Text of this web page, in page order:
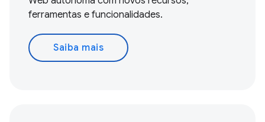
ferramentas e funcionalidades.
Saiba mais